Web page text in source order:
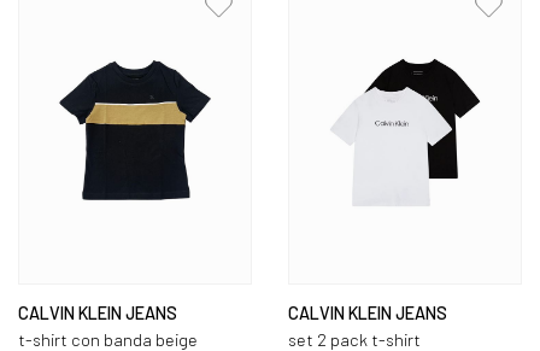
CALVIN KLEIN JEANS
t-shirt con banda beige
CALVIN KLEIN JEANS
set 2 pack t-shirt